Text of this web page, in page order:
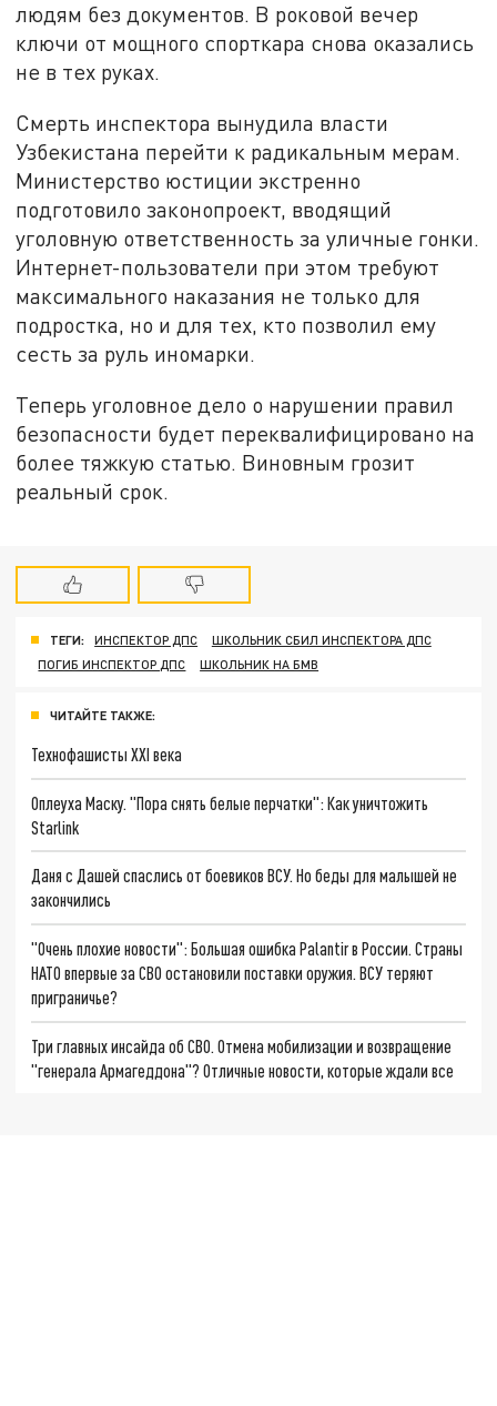
людям без документов. В роковой вечер
ключи от мощного спорткара снова оказались
не в тех руках.
Смерть инспектора вынудила власти
Узбекистана перейти к радикальным мерам.
Министерство юстиции экстренно
подготовило законопроект, вводящий
уголовную ответственность за уличные гонки.
Интернет-пользователи при этом требуют
максимального наказания не только для
подростка, но и для тех, кто позволил ему
сесть за руль иномарки.
Теперь уголовное дело о нарушении правил
безопасности будет переквалифицировано на
более тяжкую статью. Виновным грозит
реальный срок.
ТЕГИ: ИНСПЕКТОР ДПС
ШКОЛЬНИК СБИЛ ИНСПЕКТОРА ДПС
ПОГИБ ИНСПЕКТОР ДПС
ШКОЛЬНИК НА БМВ
ЧИТАЙТЕ ТАКЖЕ:
Технофашисты XXI века
Оплеуха Маску. "Пора снять белые перчатки": Как уничтожить
Starlink
Даня с Дашей спаслись от боевиков ВСУ. Но беды для малышей не
закончились
"Очень плохие новости": Большая ошибка Palantir в России. Страны
НАТО впервые за СВО остановили поставки оружия. ВСУ теряют
приграничье?
Три главных инсайда об СВО. Отмена мобилизации и возвращение
"генерала Армагеддона"? Отличные новости, которые ждали все